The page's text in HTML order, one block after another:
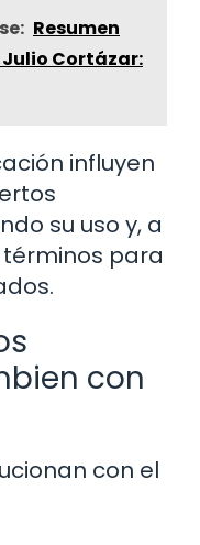
Resumen
Julio Cortázar:
influyen
su uso y, a
para
con
con el